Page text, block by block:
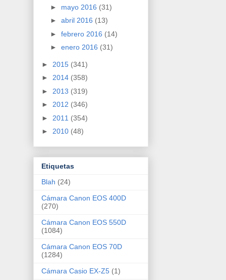
► mayo 2016 (31)
► abril 2016 (13)
► febrero 2016 (14)
► enero 2016 (31)
► 2015 (341)
► 2014 (358)
► 2013 (319)
► 2012 (346)
► 2011 (354)
► 2010 (48)
Etiquetas
Blah (24)
Cámara Canon EOS 400D
(270)
Cámara Canon EOS 550D
(1084)
Cámara Canon EOS 70D
(1284)
Cámara Casio EX-Z5 (1)